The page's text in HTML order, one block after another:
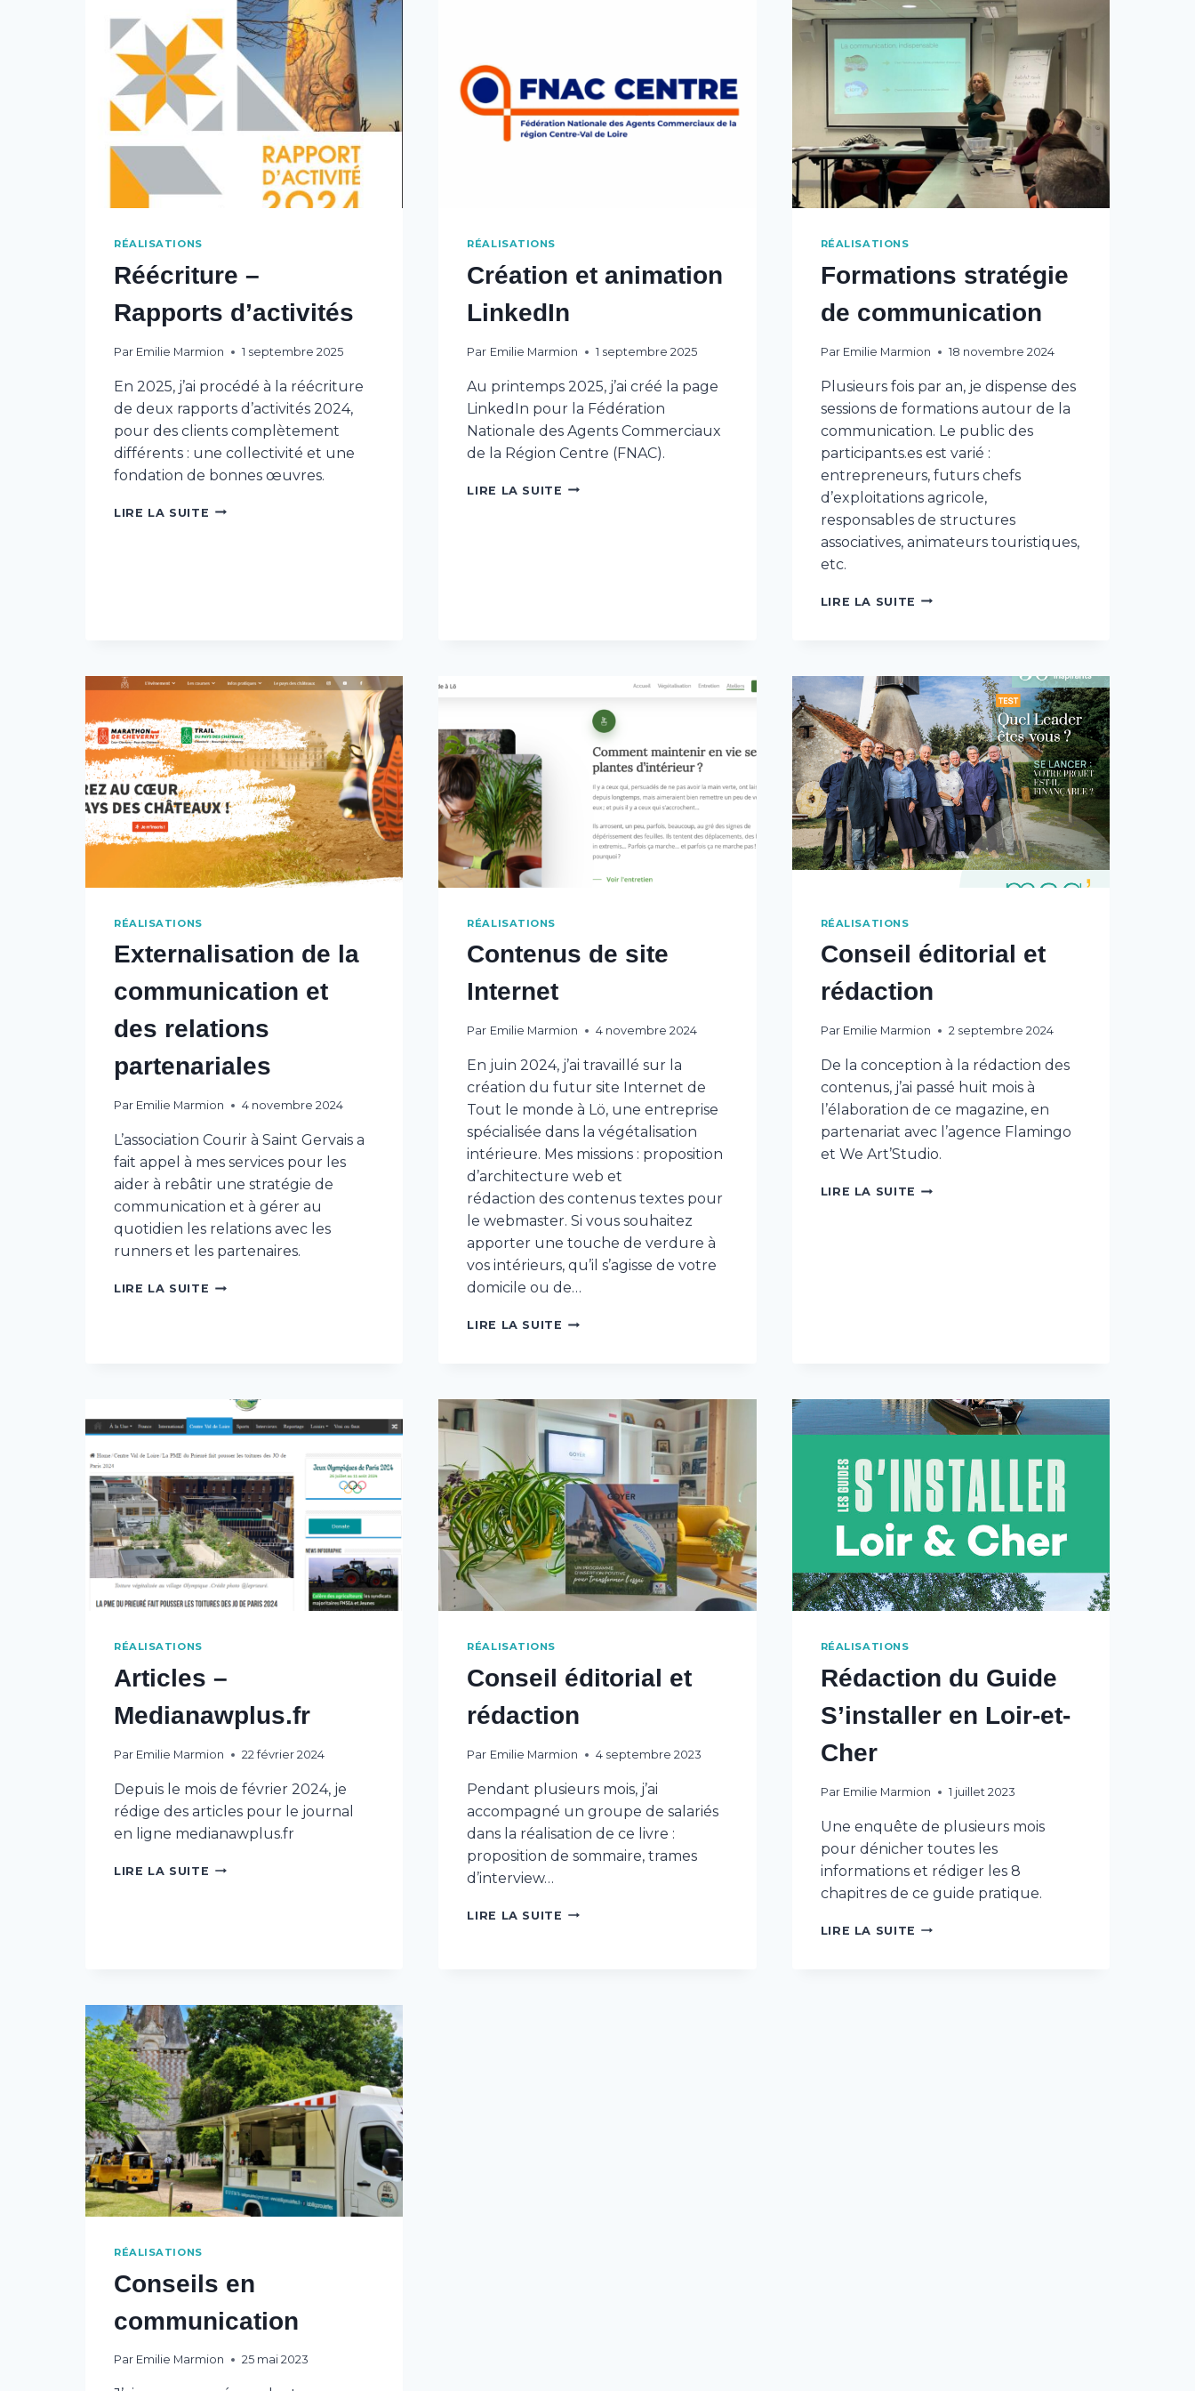
RÉALISATIONS
Réécriture –
Rapports d’activités
Par Emilie Marmion 1 septembre 2025
En 2025, j’ai procédé à la réécriture
de deux rapports d’activités 2024,
pour des clients complètement
différents : une collectivité et une
fondation de bonnes œuvres.
LIRE LA SUITE RÉÉCRITURE
RÉALISATIONS
Création et animation
LinkedIn
Par Emilie Marmion 1 septembre 2025
Au printemps 2025, j’ai créé la page
LinkedIn pour la Fédération
Nationale des Agents Commerciaux
de la Région Centre (FNAC).
LIRE LA SUITE CRÉATION
RÉALISATIONS
Formations stratégie
de communication
Par Emilie Marmion 18 novembre 2024
Plusieurs fois par an, je dispense des
sessions de formations autour de la
communication. Le public des
participants.es est varié :
entrepreneurs, futurs chefs
d’exploitations agricole,
responsables de structures
associatives, animateurs touristiques,
etc.
LIRE LA SUITE FORMATIONS
RÉALISATIONS
Externalisation de la
communication et
des relations
partenariales
Par Emilie Marmion 4 novembre 2024
L’association Courir à Saint Gervais a
fait appel à mes services pour les
aider à rebâtir une stratégie de
communication et à gérer au
quotidien les relations avec les
runners et les partenaires.
LIRE LA SUITE EXTERNALISATION
PARTENARIALES
RÉALISATIONS
Contenus de site
Internet
Par Emilie Marmion 4 novembre 2024
En juin 2024, j’ai travaillé sur la
création du futur site Internet de
Tout le monde à Lö, une entreprise
spécialisée dans la végétalisation
intérieure. Mes missions : proposition
d’architecture web et
rédaction des contenus textes pour
le webmaster. Si vous souhaitez
apporter une touche de verdure à
vos intérieurs, qu’il s’agisse de votre
domicile ou de…
LIRE LA SUITE CONTENUS
RÉALISATIONS
Conseil éditorial et
rédaction
Par Emilie Marmion 2 septembre 2024
De la conception à la rédaction des
contenus, j’ai passé huit mois à
l’élaboration de ce magazine, en
partenariat avec l’agence Flamingo
et We Art’Studio.
LIRE LA SUITE CONSEIL
RÉALISATIONS
Articles –
Medianawplus.fr
Par Emilie Marmion 22 février 2024
Depuis le mois de février 2024, je
rédige des articles pour le journal
en ligne medianawplus.fr
LIRE LA SUITE ARTICLES
RÉALISATIONS
Conseil éditorial et
rédaction
Par Emilie Marmion 4 septembre 2023
Pendant plusieurs mois, j’ai
accompagné un groupe de salariés
dans la réalisation de ce livre :
proposition de sommaire, trames
d’interview…
LIRE LA SUITE CONSEIL
RÉALISATIONS
Rédaction du Guide
S’installer en Loir-et-
Cher
Par Emilie Marmion 1 juillet 2023
Une enquête de plusieurs mois
pour dénicher toutes les
informations et rédiger les 8
chapitres de ce guide pratique.
LIRE LA SUITE RÉDACTION
RÉALISATIONS
Conseils en
communication
Par Emilie Marmion 25 mai 2023